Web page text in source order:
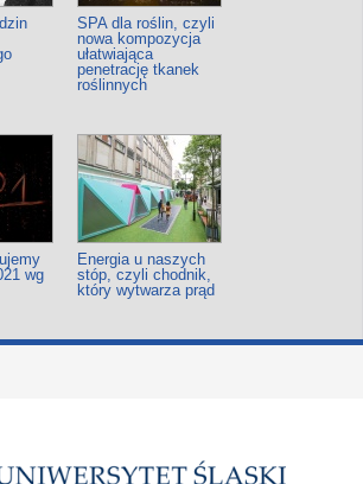
SPA dla roślin, czyli
nowa kompozycja
ułatwiająca
penetrację tkanek
roślinnych
wg
Energia u naszych
stóp, czyli chodnik,
który wytwarza prąd